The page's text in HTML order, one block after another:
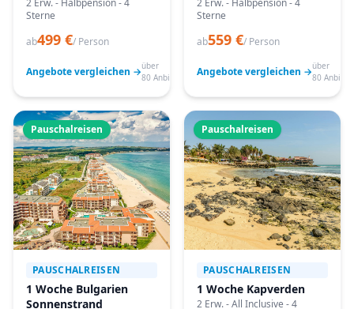
2 Erw. - Halbpension - 4
Sterne
ab499 €/ Person
Angebote vergleichen →über
80 Anbieter
2 Erw. - Halbpension - 4
Sterne
ab559 €/ Person
Angebote vergleichen →über
80
Pauschalreisen
PAUSCHALREISEN
1 Woche Bulgarien
Sonnenstrand
Pauschalreisen
PAUSCHALREISEN
1 Woche Kapverden
2 Erw. - All Inclusive - 4